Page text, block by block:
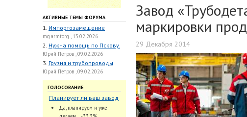
АКТИВНЫЕ ТЕМЫ ФОРУМА
1. Импортозамещение
mg.armtorg , 13.02.2026
2. Нужна помощь по Пскову.
Юрий Петров , 09.02.2026
3. Грузия и трубопроводы
Юрий Петров , 09.02.2026
ГОЛОСОВАНИЕ
Планирует ли ваш завод
использовать
промышленный
Да, планируем и уже
Завод
маркировки
29 Декабря 2014